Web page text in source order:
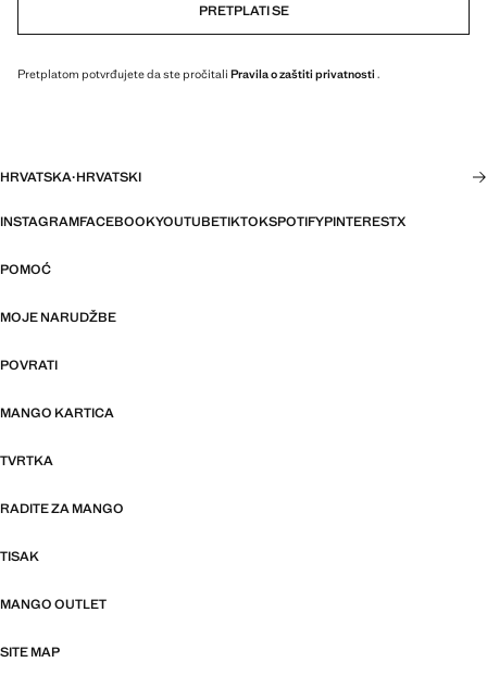
PRETPLATI SE
Pretplatom potvrđujete da ste pročitali Pravila o zaštiti privatnosti .
HRVATSKA·HRVATSKI
INSTAGRAMFACEBOOKYOUTUBETIKTOKSPOTIFYPINTERESTX
POMOĆ
MOJE NARUDŽBE
POVRATI
MANGO KARTICA
TVRTKA
RADITE ZA MANGO
TISAK
MANGO OUTLET
SITE MAP